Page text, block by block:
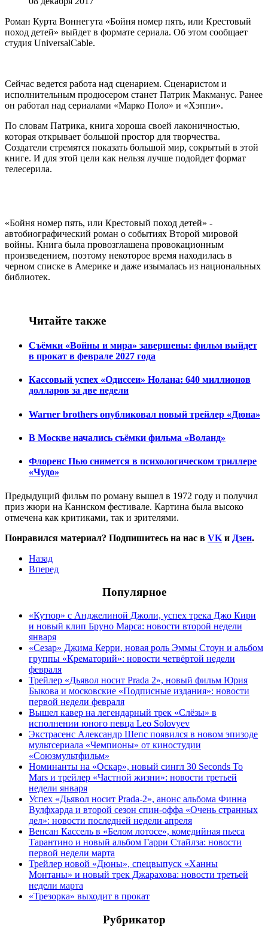
Роман Курта Воннегута «Бойня номер пять, или Крестовый
поход детей» выйдет в формате сериала. Об этом сообщает
студия UniversalCable.
Сейчас ведется работа над сценарием. Сценаристом и
исполнительным продюсером станет Патрик Макманус. Ранее
он работал над сериалами «Марко Поло» и «Хэппи».
По словам Патрика, книга хороша своей лаконичностью,
которая открывает большой простор для творчества.
Создатели стремятся показать большой мир, сокрытый в этой
книге. И для этой цели как нельзя лучше подойдет формат
телесерила.
«Бойня номер пять, или Крестовый поход детей» -
автобиографический роман о событиях Второй мировой
войны. Книга была провозглашена провокационным
произведением, поэтому некоторое время находилась в
черном списке в Америке и даже изымалась из национальных
библиотек.
Читайте также
Съёмки «Войны и мира» завершены: фильм выйдет
в прокат в феврале 2027 года
Кассовый успех «Одиссеи» Нолана: 640 миллионов
долларов за две недели
Warner brothers опубликовал новый трейлер «Дюна»
В Москве начались съёмки фильма «Воланд»
Флоренс Пью снимется в психологическом триллере
«Чудо»
Предыдущий фильм по роману вышел в 1972 году и получил
приз жюри на Каннском фестивале. Картина была высоко
отмечена как критиками, так и зрителями.
Понравился материал? Подпишитесь на нас в VK и Дзен.
Назад
Вперед
Популярное
«Кутюр» с Анджелиной Джоли, успех трека Джо Кири
и новый клип Бруно Марса: новости второй недели
января
«Сезар» Джима Керри, новая роль Эммы Стоун и альбом
группы «Крематорий»: новости четвёртой недели
февраля
Трейлер «Дьявол носит Prada 2», новый фильм Юрия
Быкова и московские «Подписные издания»: новости
первой недели февраля
Вышел кавер на легендарный трек «Слёзы» в
исполнении юного певца Leo Solovyev
Экстрасенс Александр Шепс появился в новом эпизоде
мультсериала «Чемпионы» от киностудии
«Союзмультфильм»
Номинанты на «Оскар», новый сингл 30 Seconds To
Mars и трейлер «Частной жизни»: новости третьей
недели января
Успех «Дьявол носит Prada-2», анонс альбома Финна
Вулфхарда и второй сезон спин-оффа «Очень странных
дел»: новости последней недели апреля
Венсан Кассель в «Белом лотосе», комедийная пьеса
Тарантино и новый альбом Гарри Стайлза: новости
первой недели марта
Трейлер новой «Дюны», спецвыпуск «Ханны
Монтаны» и новый трек Джарахова: новости третьей
недели марта
«Трезорка» выходит в прокат
Рубрикатор